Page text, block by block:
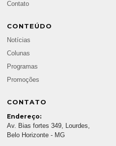
Contato
CONTEÚDO
Notícias
Colunas
Programas
Promoções
CONTATO
Endereço:
Av. Bias fortes 349, Lourdes,
Belo Horizonte - MG